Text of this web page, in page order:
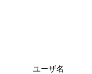
ユーザ名